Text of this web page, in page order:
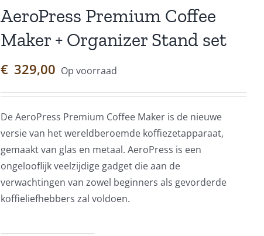
AeroPress Premium Coffee
Maker + Organizer Stand set
€ 329,00 Op voorraad
De AeroPress Premium Coffee Maker is de nieuwe
versie van het wereldberoemde koffiezetapparaat,
gemaakt van glas en metaal. AeroPress is een
ongelooflijk veelzijdige gadget die aan de
verwachtingen van zowel beginners als gevorderde
koffieliefhebbers zal voldoen.